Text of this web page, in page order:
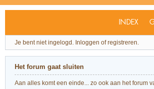
INDEX
Je bent niet ingelogd. Inloggen of registreren.
Het forum gaat sluiten
Aan alles komt een einde... zo ook aan het forum